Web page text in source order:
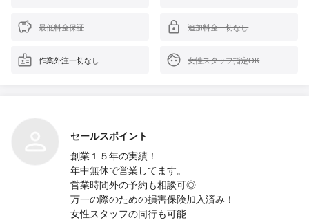
最低料金保証 追加料金一切なし
作業外注一切なし 女性スタッフ指定OK
セールスポイント
︎創業１５年の実績！
︎年中無休で営業してます。
︎営業時間外の予約も相談可◎
︎万一の際のための損害保険加入済み！
︎女性スタッフの同行も可能